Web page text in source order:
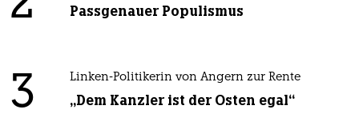
Passgenauer Populismus
3 Linken-Politikerin von Angern zur Rente
„Dem Kanzler ist der Osten egal“